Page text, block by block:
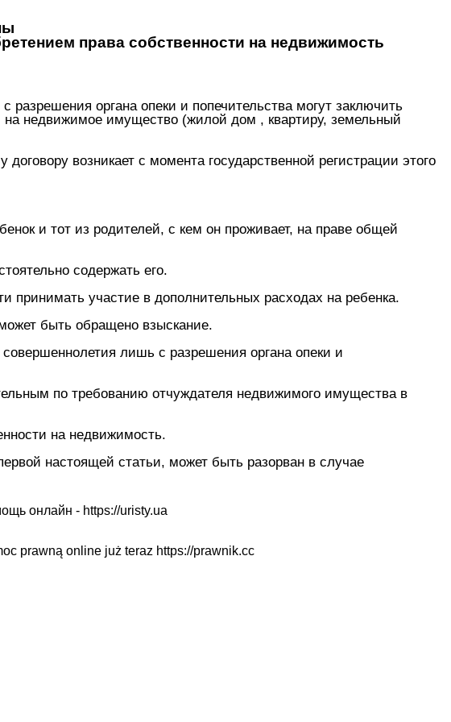
права собственности на недвижимость
разрешения органа опеки и попечительства могут заключить
на недвижимое имущество (жилой дом , квартиру, земельный
возникает с момента государственной регистрации этого
и тот из родителей, с кем он проживает, на праве общей
содержать его.
принимать участие в дополнительных расходах на ребенка.
быть обращено взыскание.
лишь с разрешения органа опеки и
по требованию отчуждателя недвижимого имущества в
на недвижимость.
настоящей статьи, может быть разорван в случае
онлайн - https://uristy.ua
prawną online już teraz https://prawnik.cc